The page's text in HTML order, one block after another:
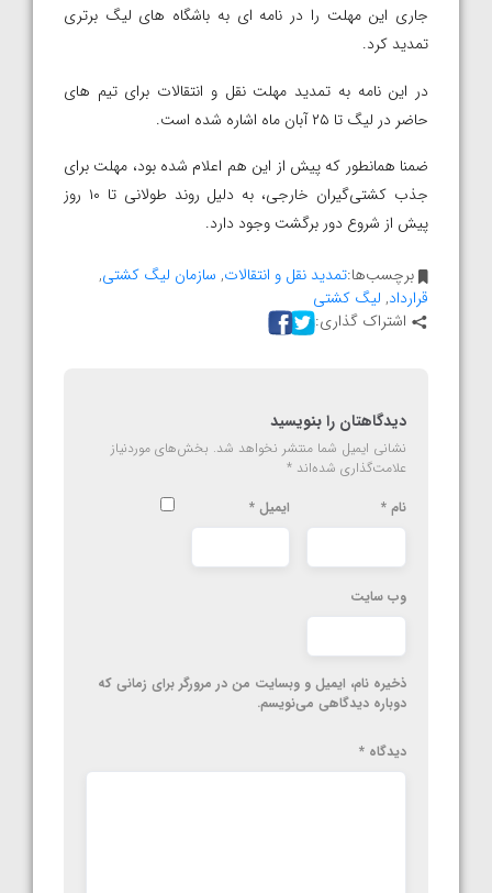
جاری این مهلت را در نامه ای به باشگاه های لیگ برتری
تمدید کرد.
در این نامه به تمدید مهلت نقل و انتقالات برای تیم های
حاضر در لیگ تا ۲۵ آبان ماه اشاره شده است.
ضمنا همانطور که پیش از این هم اعلام شده بود، مهلت برای
جذب کشتی‌گیران خارجی، به دلیل روند طولانی تا ۱۰ روز
پیش از شروع دور برگشت وجود دارد.
برچسب‌ها:تمدید نقل و انتقالات, سازمان لیگ کشتی,
قرارداد, لیگ کشتی
اشتراک گذاری:
دیدگاهتان را بنویسید
نشانی ایمیل شما منتشر نخواهد شد. بخش‌های موردنیاز
علامت‌گذاری شده‌اند *
نام * ایمیل *
وب‌ سایت
ذخیره نام، ایمیل و وبسایت من در مرورگر برای زمانی که
دوباره دیدگاهی می‌نویسم.
دیدگاه *